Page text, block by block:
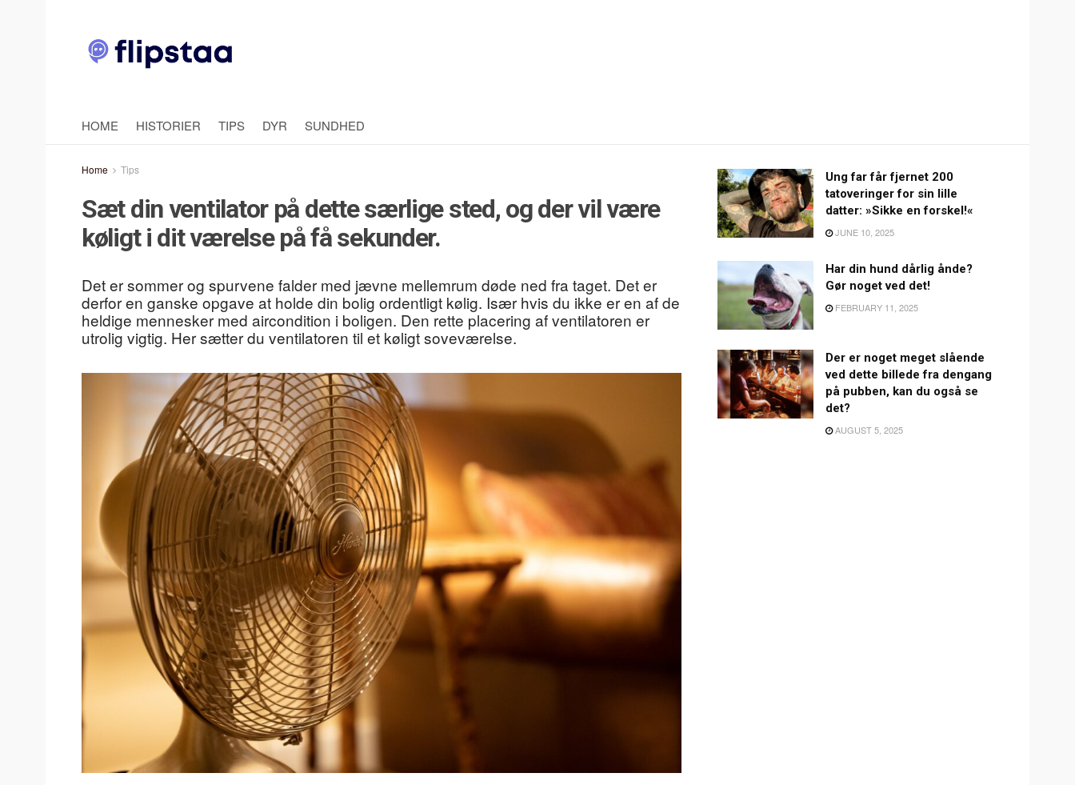
HOME HISTORIER TIPS DYR SUNDHED
Home Tips
Sæt din ventilator på dette særlige sted, og der vil være
køligt i dit værelse på få sekunder.
Det er sommer og spurvene falder med jævne mellemrum døde ned fra taget. Det er
derfor en ganske opgave at holde din bolig ordentligt kølig. Især hvis du ikke er en af de
heldige mennesker med aircondition i boligen. Den rette placering af ventilatoren er
utrolig vigtig. Her sætter du ventilatoren til et køligt soveværelse.
Ung far får fjernet 200
tatoveringer for sin lille
datter: »Sikke en forskel!«
JUNE 10, 2025
Har din hund dårlig ånde?
Gør noget ved det!
FEBRUARY 11, 2025
Der er noget meget slående
ved dette billede fra dengang
på pubben, kan du også se
det?
AUGUST 5, 2025